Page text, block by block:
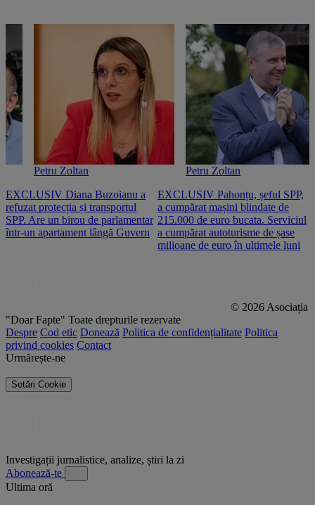
Petru Zoltan
EXCLUSIV Diana Buzoianu a
refuzat protecția și transportul
SPP. Are un birou de parlamentar
într-un apartament lângă Guvern
Petru Zoltan
EXCLUSIV Pahonțu, șeful SPP,
a cumpărat mașini blindate de
215.000 de euro bucata. Serviciul
a cumpărat autoturisme de șase
milioane de euro în ultimele luni
© 2026 Asociația
"Doar Fapte" Toate drepturile rezervate
Despre Cod etic Donează Politica de confidențialitate Politica
privind cookies Contact
Urmărește-ne
Setări Cookie
Investigații jurnalistice, analize, știri la zi
Abonează-te
Ultima oră